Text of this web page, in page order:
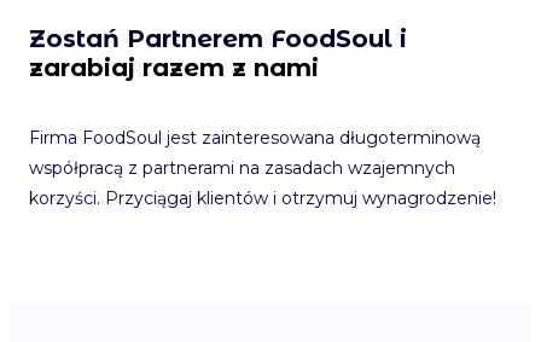
Zostań Partnerem FoodSoul i
zarabiaj razem z nami
Firma FoodSoul jest zainteresowana długoterminową
współpracą z partnerami na zasadach wzajemnych
korzyści. Przyciągaj klientów i otrzymuj wynagrodzenie!